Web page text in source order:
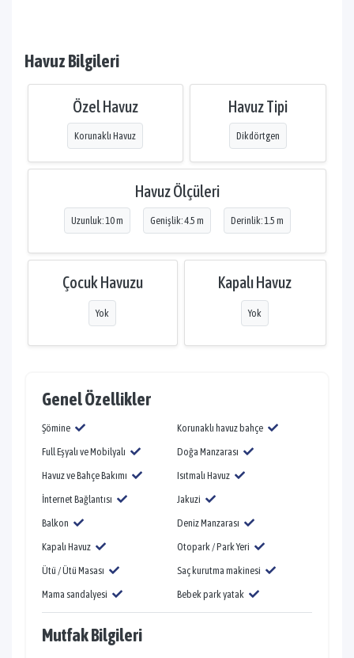
Havuz Bilgileri
Özel Havuz
Korunaklı Havuz
Havuz Tipi
Dikdörtgen
Havuz Ölçüleri
Uzunluk: 10 m Genişlik: 4.5 m Derinlik: 1.5 m
Çocuk Havuzu
Yok
Kapalı Havuz
Yok
Genel Özellikler
Şömine
Korunaklı havuz bahçe
Full Eşyalı ve Mobilyalı
Doğa Manzarası
Havuz ve Bahçe Bakımı
Isıtmalı Havuz
İnternet Bağlantısı
Jakuzi
Balkon
Deniz Manzarası
Kapalı Havuz
Otopark / Park Yeri
Ütü / Ütü Masası
Saç kurutma makinesi
Mama sandalyesi
Bebek park yatak
Mutfak Bilgileri